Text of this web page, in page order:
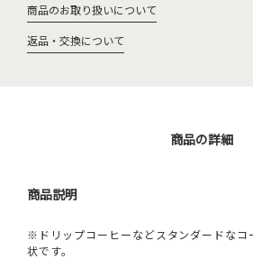
商品のお取り扱いについて
返品・交換について
商品の詳細
商品説明
※ドリップコーヒーなどスタンダードなコ
状です。